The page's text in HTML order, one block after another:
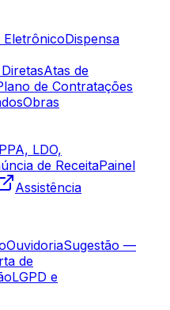
EletrônicoDispensa
Atas de
de Contratações
Obras
LDO,
de ReceitaPainel
Assistência
OuvidoriaSugestão —
de
LGPD e